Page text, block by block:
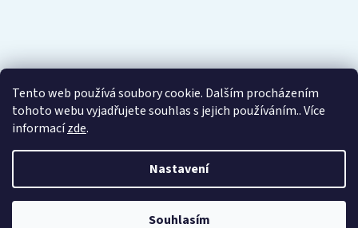
Tento web používá soubory cookie. Dalším procházením
tohoto webu vyjadřujete souhlas s jejich používáním.. Více
informacízde.
Nastavení
Souhlasím
Vytvořil Shoptet
Hydroop. Všechna práva vyhrazena.